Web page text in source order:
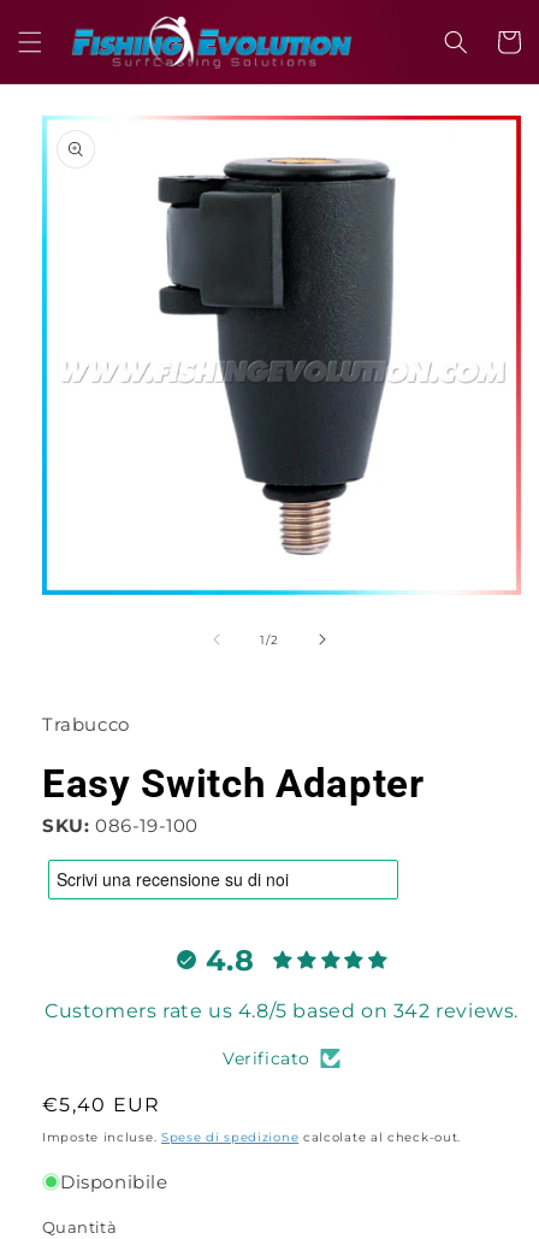
direttamente
ai contenuti
Passa alle
informazioni
sul prodotto
1/su
2
Trabucco
Easy Switch Adapter
SKU: 086-19-100
4.8
Customers rate us 4.8/5 based on 342 reviews.
Verificato
Prezzo
di
€5,40 EUR
Imposte incluse. Spese di spedizione calcolate al check-out.
Disponibile
Quantità